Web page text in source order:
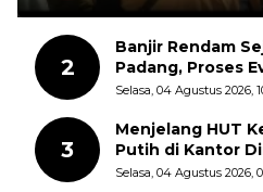
2
Banjir Rendam
Padang, Proses
Berlangsung
Selasa, 04 Agustus 2026,
3
Menjelang HUT
Putih di Kantor
Disorot Warga
Selasa, 04 Agustus 2026,